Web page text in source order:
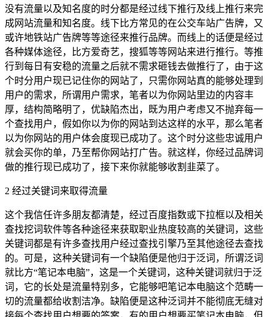
没有流量以及知名度的时分都是经过线下推行及线上推行来完
成网站流量和知名度。线下比方常见的在公交车站广告牌，又
或许地铁站广告牌等等途径来推行品牌。而线上的话便是经过
各种媒体途径，比方爱奇艺，搜狐等等网站来进行推行。等推
行到每日有安稳的流量之后就不需求砸钱去做推行了，由于这
个时分用户现已记住你的网站了，只需你网站真的能够处理到
用户的需求，所谓用户需求，笔者以为你网站里边的内容丰
厚，结构简略明了，优缺陷杰出，既为用户考虑又不抛弃每一
个查找用户，假如你以为你的网站到达这样的水平，那么笔者
以为你网站的用户体会度现已成功了。这个时分这些忠诚用户
就会买你的单，乃至帮你网站打广告。就这样，你经过品牌词
做的推行现已成功了，接下来你就能够收割韭菜了。
2 经过关键词来取得流量
这个我信任许多朋友都清楚，经过百度指数或下拉框以及相关
查找挖词软件等各种途径来获取职业热度较高的关键词，这些
关键词都是有许多查找用户经过查找引擎乃至其他途径去查找
的。可是，这种关键词有一个缺陷便是他归于泛词，所谓泛词
就比方“笔记本电脑”，这是一个关键词，这种关键词就归于泛
词，它的长处是流量特别多，它能够吧笔记本电脑这个范畴一
切的流量都给收割洁净。缺陷便是这种泛词并不能彻底无缝对